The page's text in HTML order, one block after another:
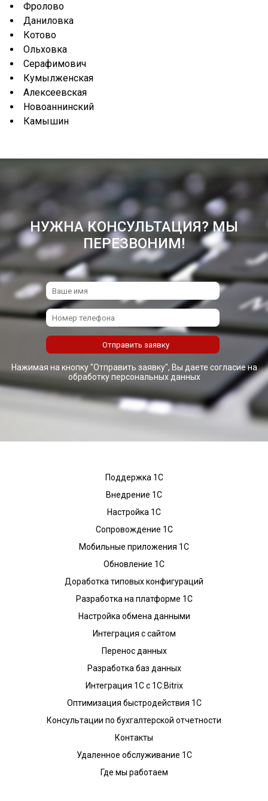
Фролово
Даниловка
Котово
Ольховка
Серафимович
Кумылженская
Алексеевская
Новоаннинский
Камышин
НУЖНА КОНСУЛЬТАЦИЯ? МЫ
ПЕРЕЗВОНИМ!
Нажимая на кнопку "Отправить заявку", Вы даете согласие на
обработку персональных данных
Поддержка 1С
Внедрение 1С
Настройка 1С
Сопровождение 1С
Мобильные приложения 1С
Обновление 1С
Доработка типовых конфигураций
Разработка на платформе 1С
Настройка обмена данными
Интеграция с сайтом
Перенос данных
Разработка баз данных
Интеграция 1С с 1С:Bitrix
Оптимизация быстродействия 1С
Консультации по бухгалтерской отчетности
Контакты
Удаленное обслуживание 1С
Где мы работаем